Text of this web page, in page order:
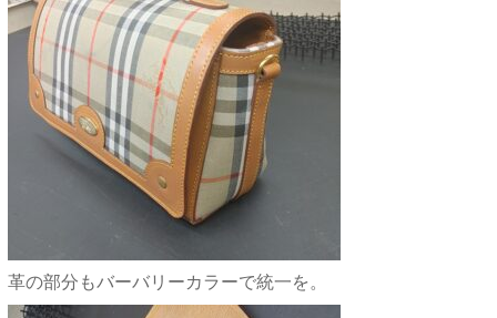
革の部分もバーバリーカラーで統一を。